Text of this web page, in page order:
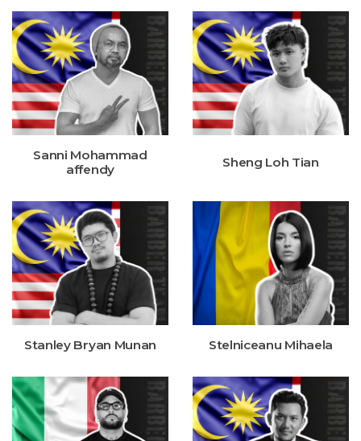
Sanni Mohammad
affendy
Sheng Loh Tian
Stanley Bryan Munan Stelniceanu Mihaela